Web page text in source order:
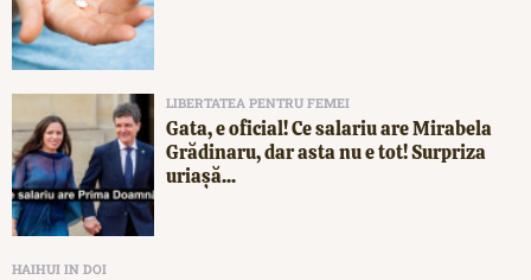
LIBERTATEA PENTRU FEMEI
Gata, e oficial! Ce salariu are Mirabela
Grădinaru, dar asta nu e tot! Surpriza
uriașă...
HAIHUI IN DOI